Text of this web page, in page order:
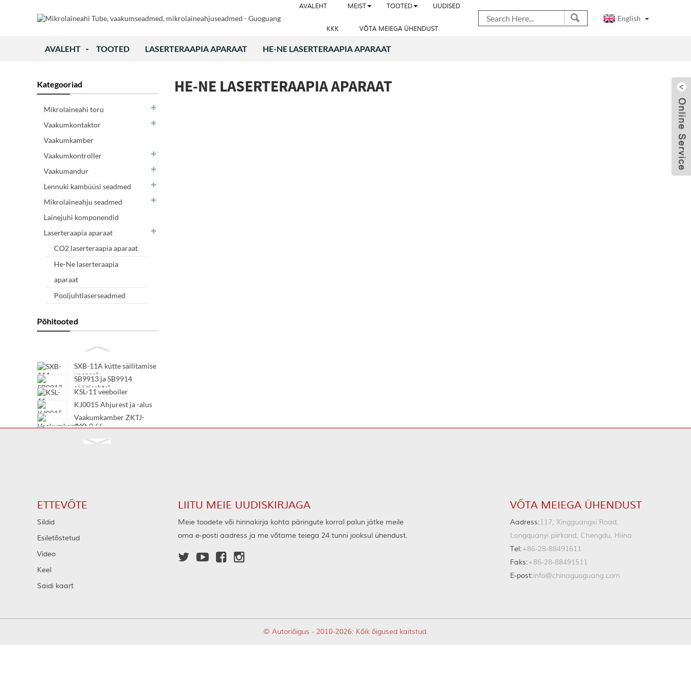
AVALEHT MEIST TOOTED UUDISED
KKK VÕTA MEIEGA ÜHENDUST
English
AVALEHT TOOTED LASERTERAAPIA APARAAT HE-NE LASERTERAAPIA APARAAT
Kategooriad
Mikrolaineahi toru
Vaakumkontaktor
Vaakumkamber
Vaakumkontroller
Vaakumandur
Lennuki kambüüsi seadmed
Mikrolaineahju seadmed
Lainejuhi komponendid
Laserteraapia aparaat
CO2 laserteraapia aparaat
He-Ne laserteraapia
aparaat
Pooljuhtlaserseadmed
Põhitooted
SXB-11A kütte säilitamise
veepaak
SB9913 ja SB9914
söögisahtel
KSL-11 veeboiler
KJ0015 Ahjurest ja -alus
Vaakumkamber ZKTJ-
140-0.66
Vaakumkamber TJC20-
12/630
Vaakumkamber TJC20-
HE-NE LASERTERAAPIA APARAAT
ETTEVÕTE
Sildid
Esiletõstetud
Video
Keel
Saidi kaart
LIITU MEIE UUDISKIRJAGA
Meie toodete või hinnakirja kohta päringute korral palun jätke meile
oma e-posti aadress ja me võtame teiega 24 tunni jooksul ühendust.
   
VÕTA MEIEGA ÜHENDUST
Aadress:117, Xingguangxi Road,
Longquanyi piirkond, Chengdu, Hiina
Tel:+86-28-88491611
Faks:+86-28-88491511
E-post:info@chinaguoguang.com
© Autoriõigus - 2010-2026: Kõik õigused kaitstud.